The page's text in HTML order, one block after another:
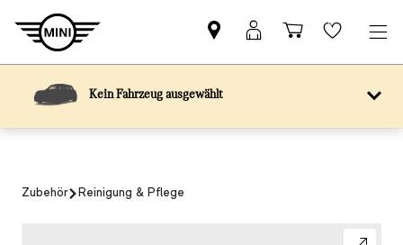
Kein Fahrzeug ausgewählt
Zubehör Reinigung & Pflege